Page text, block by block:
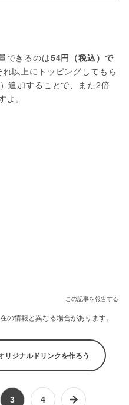
できるのは54円（税込）で
以上にトッピングしてもら
追加することで、また2倍
。
この記事を報告する
の情報と異なる場合があります。
リジナルドリンクを作ろう
3 4